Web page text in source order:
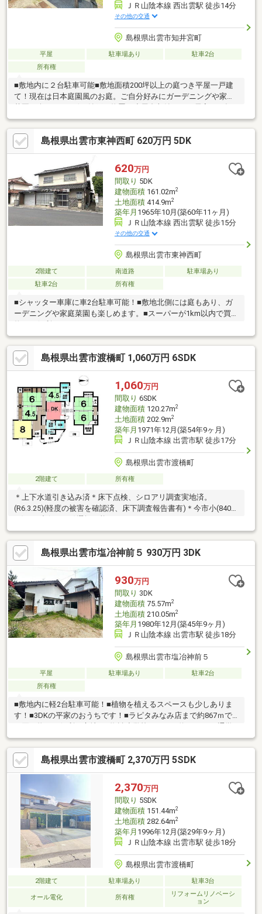
ＪＲ山陰本線 西出雲駅 徒歩14分
その他の交通
島根県出雲市知井宮町
平屋 駐車場あり
駐車2台
所有権
■敷地内に２台駐車可能■敷地面積200坪以上の庭つき平屋一戸建
て！現在は日本庭園風のお庭。ご自分好みにガーデニングや家庭
菜園も楽しめます☆■納戸や物置、小屋裏収納あり。居室にも押
し入れがある、収納充実の間取り。■南向き縁側からはお庭が望
める日当たり良好＆通風良好な古民家風物件です。■藤増ストア
ー知井宮店まで約941ｍと、日常のお買い物にも便利な立地！■出
雲ICまで約466mと、高速道路へのアクセスも良好！■最寄りのバ
ス停まで約702m、JR山陰本線の2駅が1.5km圏内にあり、公共交
通機関も利用しやすいエリアです。
島根県出雲市東神西町 620万円 5DK
620万円
間取り 5DK
建物面積161.02m2
土地面積414.9m2
築年月 1965年10月(築60年11ヶ月)
ＪＲ山陰本線 西出雲駅 徒歩15分
その他の交通
島根県出雲市東神西町
2階建て 南道路
駐車場あり
駐車2台
所有権
■シャッター車庫に車2台駐車可能！■敷地北側には庭もあり、ガ
ーデニングや家庭菜園も楽しめます。■スーパーが1km以内で買い
島根県出雲市渡橋町 1,060万円 6SDK
1,060万円
間取り 6SDK
建物面積120.27m2
土地面積202.9m2
築年月 1971年12月(築54年9ヶ月)
ＪＲ山陰本線 出雲市駅 徒歩17分
島根県出雲市渡橋町
2階建て 所有権
＊上下水道引き込み済＊床下点検、シロアリ調査実地済。
(R6.3.25)(軽度の被害を確認済、床下調査報告書有)＊今市小(840
ｍ)・一中(2396ｍ)選択可能
島根県出雲市塩冶神前５ 930万円 3DK
930万円
間取り 3DK
建物面積75.57m2
土地面積210.05m2
築年月 1980年12月(築45年9ヶ月)
ＪＲ山陰本線 出雲市駅 徒歩18分
島根県出雲市塩冶神前５
平屋 駐車場あり
駐車2台
所有権
■敷地内に軽2台駐車可能！■植物を植えるスペースも少しありま
す！■3DKの平家のおうちです！■ラピタみなみ店まで約867ｍで
にも便利な立地！
島根県出雲市渡橋町 2,370万円 5SDK
2,370万円
間取り 5SDK
建物面積151.44m2
土地面積282.64m2
築年月 1996年12月(築29年9ヶ月)
ＪＲ山陰本線 出雲市駅 徒歩18分
島根県出雲市渡橋町
2階建て 駐車場あり 駐車3台
オール電化 所有権
リフォームリノベーシ
ョン